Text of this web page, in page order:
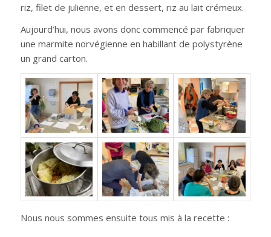
riz, filet de julienne, et en dessert, riz au lait crémeux.
Aujourd’hui, nous avons donc commencé par fabriquer
une marmite norvégienne en habillant de polystyrène
un grand carton.
Nous nous sommes ensuite tous mis à la recette :